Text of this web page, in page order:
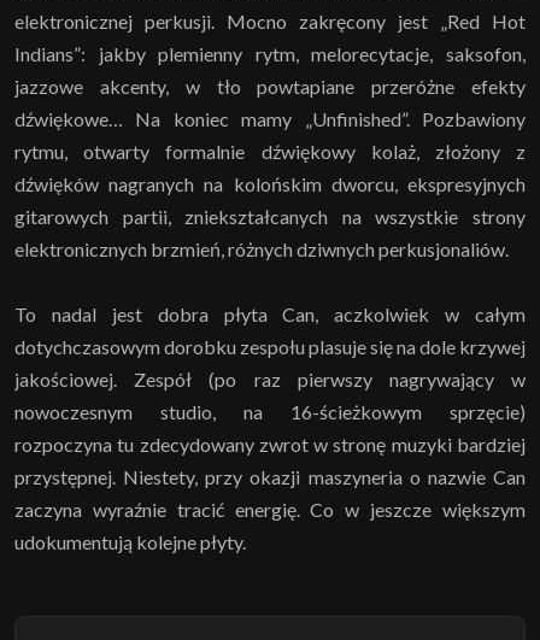
elektronicznej perkusji. Mocno zakręcony jest „Red Hot
Indians”: jakby plemienny rytm, melorecytacje, saksofon,
jazzowe akcenty, w tło powtapiane przeróżne efekty
dźwiękowe… Na koniec mamy „Unfinished”. Pozbawiony
rytmu, otwarty formalnie dźwiękowy kolaż, złożony z
dźwięków nagranych na kolońskim dworcu, ekspresyjnych
gitarowych partii, zniekształcanych na wszystkie strony
elektronicznych brzmień, różnych dziwnych perkusjonaliów.
To nadal jest dobra płyta Can, aczkolwiek w całym
dotychczasowym dorobku zespołu plasuje się na dole krzywej
jakościowej. Zespół (po raz pierwszy nagrywający w
nowoczesnym studio, na 16-ścieżkowym sprzęcie)
rozpoczyna tu zdecydowany zwrot w stronę muzyki bardziej
przystępnej. Niestety, przy okazji maszyneria o nazwie Can
zaczyna wyraźnie tracić energię. Co w jeszcze większym
udokumentują kolejne płyty.